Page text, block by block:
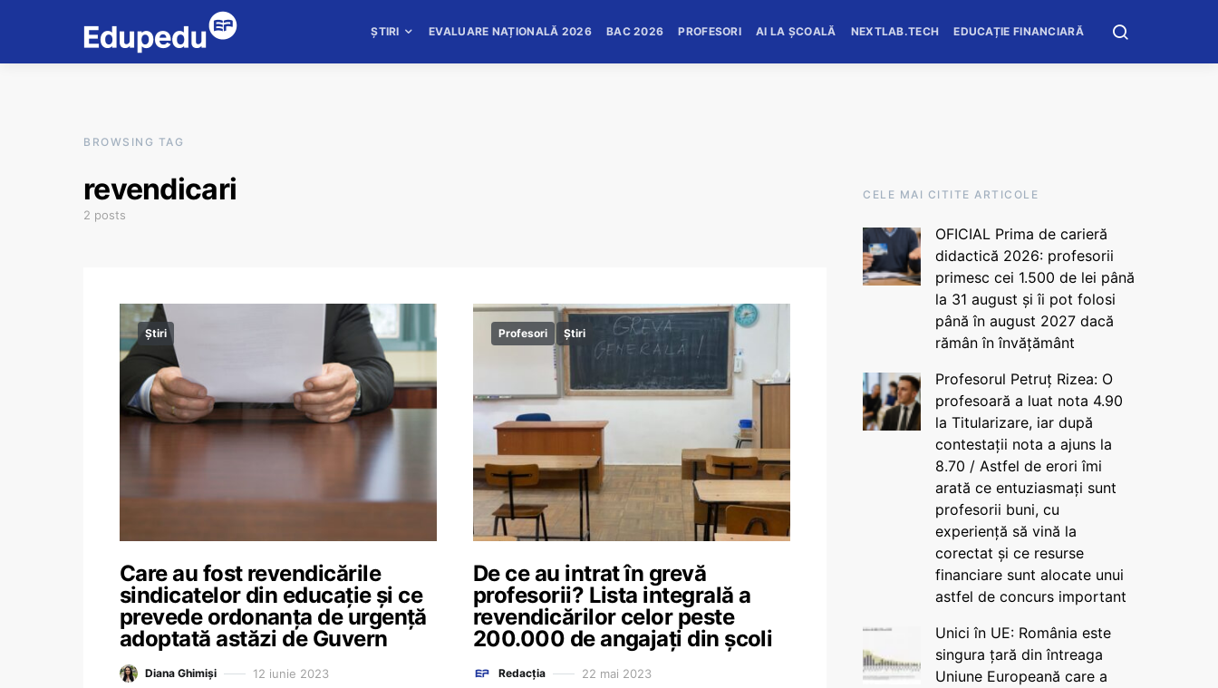
ȘTIRI EVALUARE NAȚIONALĂ 2026 BAC 2026 PROFESORI AI LA ȘCOALĂ NEXTLAB.TECH EDUCAȚIE FINANCIARĂ
BROWSING TAG
revendicari
2 posts
Știri
Care au fost revendicările
sindicatelor din educație și ce
prevede ordonanța de urgență
adoptată astăzi de Guvern
Diana Ghimiși 12 iunie 2023
Profesori Știri
De ce au intrat în grevă
profesorii? Lista integrală a
revendicărilor celor peste
200.000 de angajați din școli
Redacția 22 mai 2023
CELE MAI CITITE ARTICOLE
OFICIAL Prima de carieră
didactică 2026: profesorii
primesc cei 1.500 de lei până
la 31 august și îi pot folosi
până în august 2027 dacă
rămân în învățământ
Profesorul Petruț Rizea: O
profesoară a luat nota 4.90
la Titularizare, iar după
contestații nota a ajuns la
8.70 / Astfel de erori îmi
arată ce entuziasmați sunt
profesorii buni, cu
experiență să vină la
corectat și ce resurse
financiare sunt alocate unui
astfel de concurs important
Unici în UE: România este
singura țară din întreaga
Uniune Europeană care a